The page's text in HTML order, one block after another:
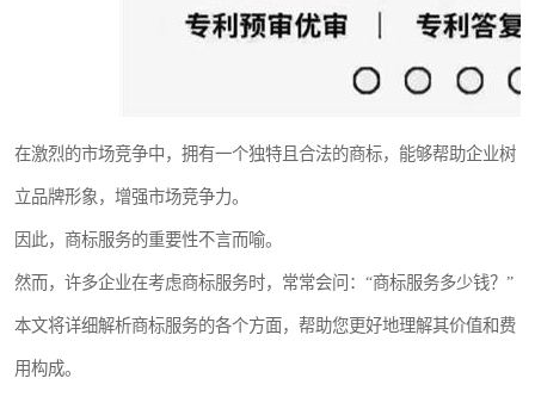
在激烈的市场竞争中，拥有一个独特且合法的商标，能够帮助企业树
立品牌形象，增强市场竞争力。
因此，商标服务的重要性不言而喻。
然而，许多企业在考虑商标服务时，常常会问：“商标服务多少钱？”
本文将详细解析商标服务的各个方面，帮助您更好地理解其价值和费
用构成。